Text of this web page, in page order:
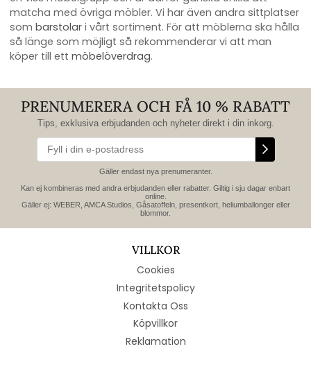
matcha med övriga möbler. Vi har även andra sittplatser
som barstolar i vårt sortiment. För att möblerna ska hålla
så länge som möjligt så rekommenderar vi att man
köper till ett möbelöverdrag.
PRENUMERERA OCH FÅ 10 % RABATT
Tips, exklusiva erbjudanden och nyheter direkt i din inkorg.
Gäller endast nya prenumeranter.
Kan ej kombineras med andra erbjudanden eller rabatter. Giltig i sju dagar enbart
online.
Gäller ej: WEBER, AMCA Studios, Gåsatoffeln, presentkort, heliumballonger eller
blommor.
VILLKOR
Cookies
Integritetspolicy
Kontakta Oss
Köpvillkor
Reklamation